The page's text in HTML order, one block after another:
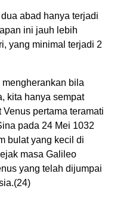
abad hanya terjadi
ini jauh lebih
yang minimal terjadi 2
bila
kita hanya sempat
pertama teramati
pada 24 Mei 1032
bulat yang kecil di
masa Galileo
yang telah dijumpai